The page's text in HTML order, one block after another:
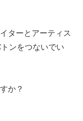
ターとアーティス
ンをつないでい
か？